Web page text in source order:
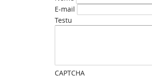
E-mail
Testu
CAPTCHA